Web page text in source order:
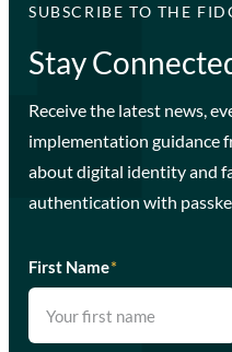
SUBSCRIBE TO THE
Stay
Receive the latest news,
implementation guidance
about digital identity and
authentication with
First Name*